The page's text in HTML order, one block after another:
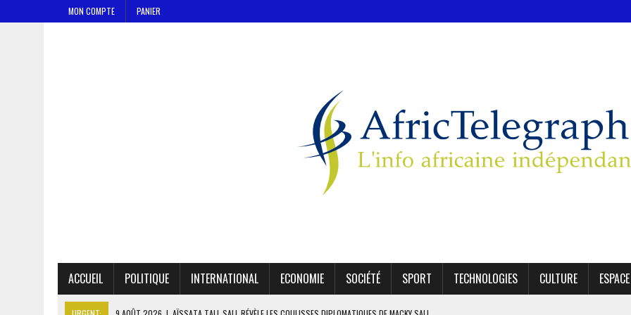
MON COMPTE PANIER
ACCUEIL POLITIQUE INTERNATIONAL ECONOMIE SOCIÉTÉ SPORT TECHNOLOGIES CULTURE